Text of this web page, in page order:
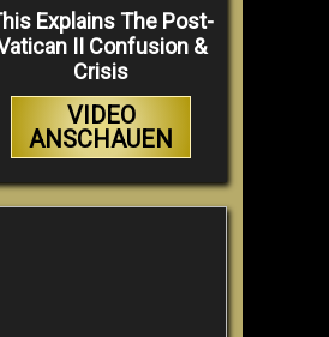
Explains The Post-
II Confusion &
Crisis
VIDEO
ANSCHAUEN